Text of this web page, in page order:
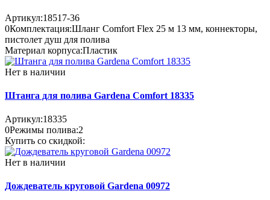
Артикул:18517-36
0Комплектация:Шланг Comfort Flex 25 м 13 мм, коннекторы,
пистолет душ для полива
Материал корпуса:Пластик
Нет в наличии
Штанга для полива Gardena Comfort 18335
Артикул:18335
0Режимы полива:2
Купить со скидкой:
Нет в наличии
Дождеватель круговой Gardena 00972